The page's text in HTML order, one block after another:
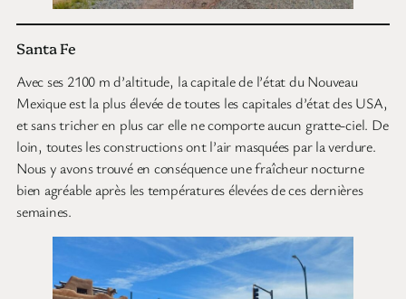
Santa Fe
Avec ses 2100 m d’altitude, la capitale de l’état du Nouveau
Mexique est la plus élevée de toutes les capitales d’état des USA,
et sans tricher en plus car elle ne comporte aucun gratte-ciel. De
loin, toutes les constructions ont l’air masquées par la verdure.
Nous y avons trouvé en conséquence une fraîcheur nocturne
bien agréable après les températures élevées de ces dernières
semaines.